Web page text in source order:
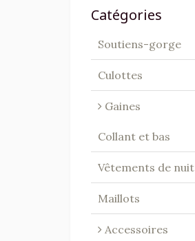
Catégories
Soutiens-gorge
Culottes
Gaines
Collant et bas
Vêtements de nuit
Maillots
Accessoires